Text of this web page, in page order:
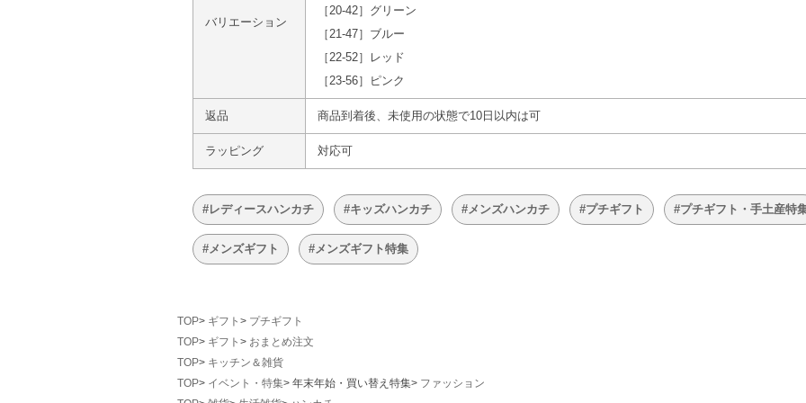
バリエーション
［20-42］グリーン
［21-47］ブルー
［22-52］レッド
［23-56］ピンク
返品 商品到着後、未使用の状態で10日以内は可
ラッピング 対応可
#レディースハンカチ #キッズハンカチ #メンズハンカチ #プチギフト #プチギフト・手土産特
#メンズギフト #メンズギフト特集
TOP ギフト
プチギフト
TOP
ギフト
おまとめ注文
TOP
キッチン＆雑貨
TOP
イベント・特集 年末年始・買い替え特集
ファッション